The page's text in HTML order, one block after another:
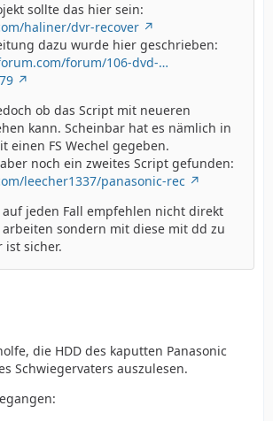
sollte das hier sein:
haliner/dvr-recover
dazu wurde hier geschrieben:
forum/106-dvd-…
ob das Script mit neueren
kann. Scheinbar hat es nämlich in
einen FS Wechel gegeben.
noch ein zweites Script gefunden:
leecher1337/panasonic-rec
jeden Fall empfehlen nicht direkt
arbeiten sondern mit diese mit dd zu
ist sicher.
die HDD des kaputten Panasonic
Schwiegervaters auszulesen.